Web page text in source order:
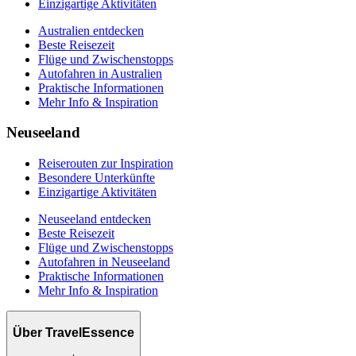
Einzigartige Aktivitäten
Australien entdecken
Beste Reisezeit
Flüge und Zwischenstopps
Autofahren in Australien
Praktische Informationen
Mehr Info & Inspiration
Neuseeland
Reiserouten zur Inspiration
Besondere Unterkünfte
Einzigartige Aktivitäten
Neuseeland entdecken
Beste Reisezeit
Flüge und Zwischenstopps
Autofahren in Neuseeland
Praktische Informationen
Mehr Info & Inspiration
Über TravelEssence